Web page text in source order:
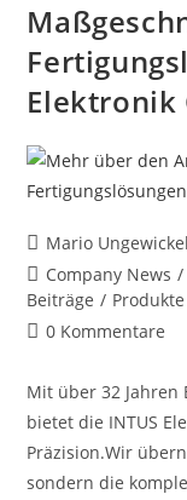
Elektronik
Mario Ungewickel
Company News /
Beiträge / Produkte
0 Kommentare
Mit über 32
bietet die INTUS
Präzision.Wir
sondern die